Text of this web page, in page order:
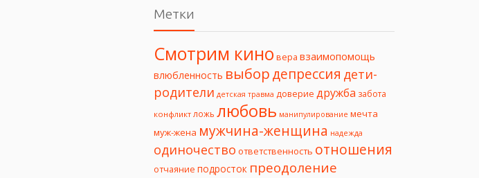
Метки
Смотрим кино вера взаимопомощь
влюбленность выбордепрессия дети-
родители детская травма доверие дружба забота
конфликт ложь любовь манипулирование мечта
муж-жена мужчина-женщина надежда
одиночество ответственность отношения
отчаяние подросток преодоление